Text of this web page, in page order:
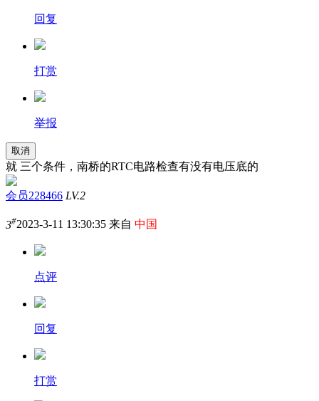
回复
打赏
举报
取消
就 三个条件，南桥的RTC电路检查有没有电压底的
会员228466 LV.2
3#2023-3-11 13:30:35 来自 中国
点评
回复
打赏